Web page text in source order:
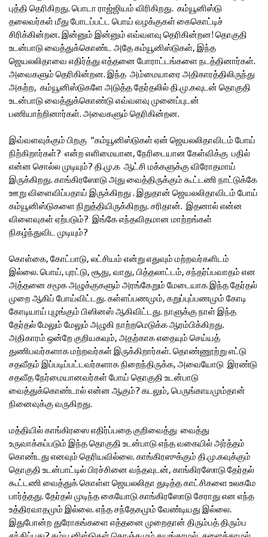
புத்தி தெரிகிறது. பொடா ராஜ்ஜியம் விரிகிறது. கம்யூனிஸ்டு
தலைவர்கள் மீது போடப்பட்ட பொய் வழக்குகள் கைகொட்டிச்
சிரிக்கின்றன. இன்னும் இன்னும் எவ்வளவு தெரிகின்றன! தொகுதி
உடன்பாடு வைத்துக்கொண்ட அதே கம்யூனிஸ்டுகள், இந்த
ஜெயலலிதாவை எதிர்த்து எத்தனை போராட்டங்களை நடத்தினார்கள்.
அவைகளும் தெரிகின்றன. இந்த அம்மையாரை அதிகாரத்திலிருந்து
அகற்ற, கம்யூனிஸ்டுகளே அடுத்த தேர்தலில் தி.மு.கவுடன் தொகுதி
உடன்பாடு வைத்துக்கொண்டு எவ்வளவு முனைப்புடன்
பணியாற்றினார்கள். அவைகளும் தெரிகின்றன.
இவ்வளவுக்கும் பிறகு “கம்யூனிஸ்டுகள் ஏன் ஜெயலலிதாவிடம் போய்
நிற்கிறார்கள்? என்ற எளிமையான, நேரிடையான கேள்விக்கு பதில்
என்ன சொல்ல முடியும்? தி.மு.க ஆட்சி மக்களுக்கு விரோதமாய்
இருக்கிறது. காங்கிரஸோடு அது வைத்திருக்கும் கூட்டணி நாட்டுக்கே
ஊறு விளைவிப்பதாய் இருக்கிறது . இதுதான் ஜெயலலிதாவிடம் போய்
கம்யூனிஸ்டுகளை நிறுத்தியிருக்கிறது. சரிதான். இதனால் என்ன
விளைவுகள் ஏற்படும்? இங்கே எந்தவிதமான மாற்றங்கள்
நிகழ்ந்துவிட முடியும்?
கொள்கை, கோட்பாடு, லட்சியம் என்று எதுவும் மற்றவர்களிடம்
இல்லை. பொய், புரட்டு, சூது, வாது, பித்தலாட்டம், சந்தர்ப்பவாதம் என
அத்தனை சமூக அழுக்குகளும் அரங்கேறும் மேடையாக இந்த தேர்தல்
முறை ஆகிப் போய்விட்டது. கள்ளப்பணமும், கறுப்புப்பணமும் கோடி
கோடியாய் புழங்கும் பிஸினஸ் ஆகிவிட்டது. நாளுக்கு நாள் இந்த
தேர்தல் மேலும் மேலும் அழுகி நாற்றமெடுக்க ஆரம்பிக்கிறது.
அதிகாரம் ஒன்றே குறியகவும், அதற்காக எதையும் செய்யத்
துணிபவர்களாக மற்றவர்கள் இருக்கிறார்கள். தொண்ணூற்று எட்டு
சதவீதம் இப்படிப்பட்டவர்களாக நிறைந்திருக்க, அவையோடு இரண்டு
சதவீத நேர்மையானவர்கள் போய் தொகுதி உடன்பாடு
வைத்துக்கொண்டால் என்ன ஆகும்? கடலும், பெருங்காயமும்தான்
நினைவுக்கு வருகிறது.
மத்தியில் காங்கிரஸை எதிர்ப்பதை குறிவைத்து வைத்து
உருவாக்கப்படும் இந்த தொகுதி உடன்பாடு எந்த வகையில் அர்த்தம்
கொண்டது எனவும் தெரியவில்லை. காங்கிரஸுக்கும் தி.மு.கவுக்கும்
தொகுதி உடன்பாட்டில் பிரச்சினை வந்தவுடன், காங்கிரஸோடு தேர்தல்
கூட்டணி வைத்துக் கொள்ள ஜெயலலிதா துடித்த காட்சிகளை உலகமே
பார்த்தது. தேர்தல் முடிந்த கையோடு காங்கிரஸோடு சேராது என எந்த
உத்திரவாதமும் இல்லை. எந்த சந்தேகமும் வேண்டியது இல்லை.
இதுபோன்ற துரோகங்களை எத்தனை முறைதான் திரும்பத் திரும்ப